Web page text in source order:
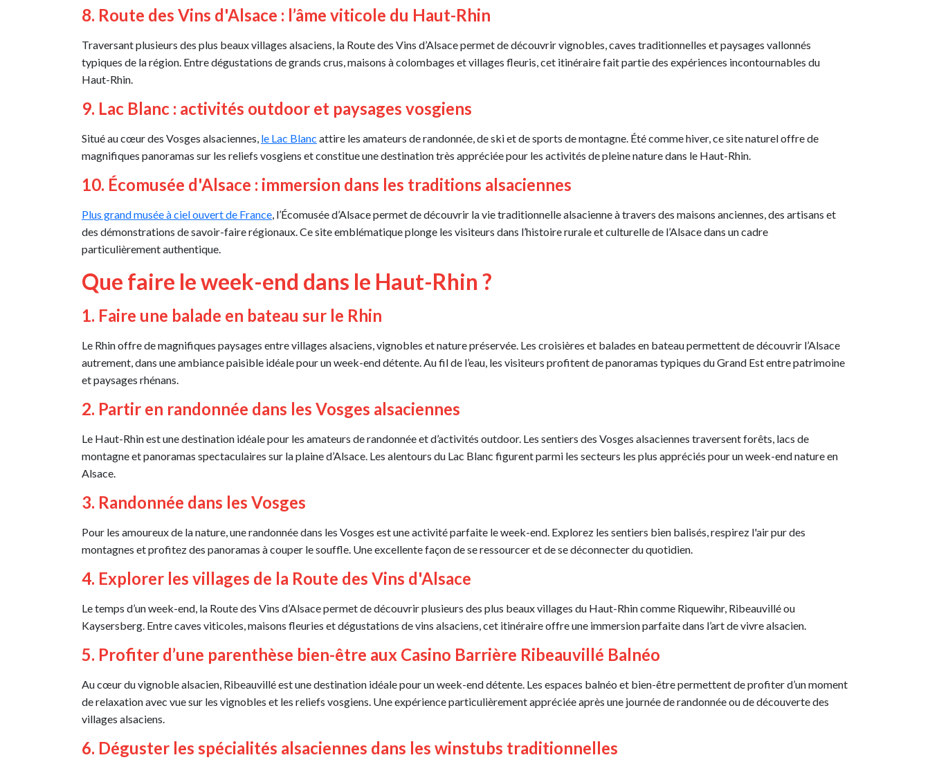
8. Route des Vins d'Alsace : l’âme viticole du Haut-Rhin
Traversant plusieurs des plus beaux villages alsaciens, la Route des Vins d’Alsace permet de découvrir vignobles, caves traditionnelles et paysages vallonnés
typiques de la région. Entre dégustations de grands crus, maisons à colombages et villages fleuris, cet itinéraire fait partie des expériences incontournables du
Haut-Rhin.
9. Lac Blanc : activités outdoor et paysages vosgiens
Situé au cœur des Vosges alsaciennes, le Lac Blanc attire les amateurs de randonnée, de ski et de sports de montagne. Été comme hiver, ce site naturel offre de
magnifiques panoramas sur les reliefs vosgiens et constitue une destination très appréciée pour les activités de pleine nature dans le Haut-Rhin.
10. Écomusée d'Alsace : immersion dans les traditions alsaciennes
Plus grand musée à ciel ouvert de France, l’Écomusée d’Alsace permet de découvrir la vie traditionnelle alsacienne à travers des maisons anciennes, des artisans et
des démonstrations de savoir-faire régionaux. Ce site emblématique plonge les visiteurs dans l’histoire rurale et culturelle de l’Alsace dans un cadre
particulièrement authentique.
Que faire le week-end dans le Haut-Rhin ?
1. Faire une balade en bateau sur le Rhin
Le Rhin offre de magnifiques paysages entre villages alsaciens, vignobles et nature préservée. Les croisières et balades en bateau permettent de découvrir l’Alsace
autrement, dans une ambiance paisible idéale pour un week-end détente. Au fil de l’eau, les visiteurs profitent de panoramas typiques du Grand Est entre patrimoine
et paysages rhénans.
2. Partir en randonnée dans les Vosges alsaciennes
Le Haut-Rhin est une destination idéale pour les amateurs de randonnée et d’activités outdoor. Les sentiers des Vosges alsaciennes traversent forêts, lacs de
montagne et panoramas spectaculaires sur la plaine d’Alsace. Les alentours du Lac Blanc figurent parmi les secteurs les plus appréciés pour un week-end nature en
Alsace.
3. Randonnée dans les Vosges
Pour les amoureux de la nature, une randonnée dans les Vosges est une activité parfaite le week-end. Explorez les sentiers bien balisés, respirez l'air pur des
montagnes et profitez des panoramas à couper le souffle. Une excellente façon de se ressourcer et de se déconnecter du quotidien.
4. Explorer les villages de la Route des Vins d'Alsace
Le temps d’un week-end, la Route des Vins d’Alsace permet de découvrir plusieurs des plus beaux villages du Haut-Rhin comme Riquewihr, Ribeauvillé ou
Kaysersberg. Entre caves viticoles, maisons fleuries et dégustations de vins alsaciens, cet itinéraire offre une immersion parfaite dans l’art de vivre alsacien.
5. Profiter d’une parenthèse bien-être aux Casino Barrière Ribeauvillé Balnéo
Au cœur du vignoble alsacien, Ribeauvillé est une destination idéale pour un week-end détente. Les espaces balnéo et bien-être permettent de profiter d’un moment
de relaxation avec vue sur les vignobles et les reliefs vosgiens. Une expérience particulièrement appréciée après une journée de randonnée ou de découverte des
villages alsaciens.
6. Déguster les spécialités alsaciennes dans les winstubs traditionnelles